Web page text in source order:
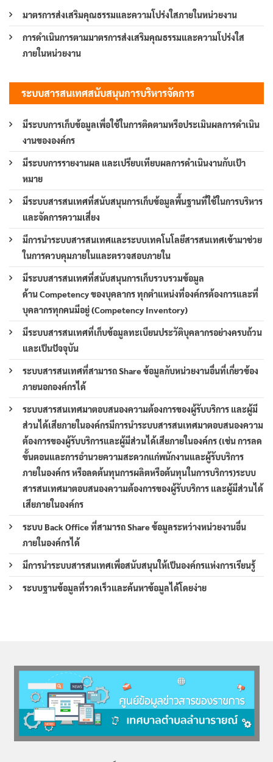
มาตรการส่งเสริมคุณธรรมและความโปร่งใสภายในหน่วยงาน
การดำเนินการตามมาตรการส่งเสริมคุณธรรมและความโปร่งใส
ภายในหน่วยงาน
ระบบสารสนเทศสนับสนุนการบริหารจัดการ
มีระบบการเก็บข้อมูลเพื่อใช้ในการติดตามหรือประเมินผลการดำเนิน
งานขององค์กร
มีระบบการรายงานผล และเปรียบเทียบผลการดำเนินงานกับเป้า
หมาย
มีระบบสารสนเทศที่สนับสนุนการเก็บข้อมูลพื้นฐานที่ใช้ในการบริหาร
และจัดการความเสี่ยง
มีการนำระบบสารสนเทศและระบบเทคโนโลยีสารสนเทศเข้ามาช่วย
ในการควบคุมภายในและตรวจสอบภายใน
มีระบบสารสนเทศที่สนับสนุนการเก็บรวบรวมข้อมูล
ด้าน Competency ของบุคลากร ทุกตำแหน่งที่องค์กรต้องการและที่
บุคลากรทุกคนมีอยู่ (Competency Inventory)
มีระบบสารสนเทศที่เก็บข้อมูลทะเบียนประวัติบุคลากรอย่างครบถ้วน
และเป็นปัจจุบัน
ระบบสารสนเทศที่สามารถ Share ข้อมูลกับหน่วยงานอื่นที่เกี่ยวข้อง
ภายนอกองค์กรได้
ระบบสารสนเทศมาตอบสนองความต้องการของผู้รับบริการ และผู้มี
ส่วนได้เสียภายในองค์กรมีการนำระบบสารสนเทศมาตอบสนองความ
ต้องการของผู้รับบริการและผู้มีส่วนได้เสียภายในองค์กร (เช่น การลด
ขั้นตอนและการอำนวยความสะดวกแก่พนักงานและผู้รับบริการ
ภายในองค์กร หรือลดต้นทุนการผลิตหรือต้นทุนในการบริการ)ระบบ
สารสนเทศมาตอบสนองความต้องการของผู้รับบริการ และผู้มีส่วนได้
เสียภายในองค์กร
ระบบ Back Office ที่สามารถ Share ข้อมูลระหว่างหน่วยงานอื่น
ภายในองค์กรได้
มีการนำระบบสารสนเทศเพื่อสนับสนุนให้เป็นองค์กรแห่งการเรียนรู้
ระบบฐานข้อมูลที่รวดเร็วและค้นหาข้อมูลได้โดยง่าย